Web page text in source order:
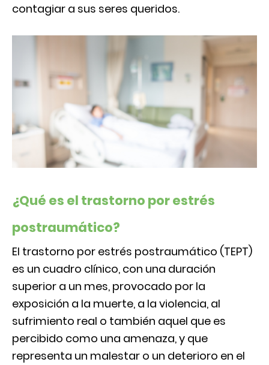
contagiar a sus seres queridos.
¿Qué es el trastorno por estrés
postraumático?
El trastorno por estrés postraumático (TEPT)
es un cuadro clínico, con una duración
superior a un mes, provocado por la
exposición a la muerte, a la violencia, al
sufrimiento real o también aquel que es
percibido como una amenaza, y que
representa un malestar o un deterioro en el